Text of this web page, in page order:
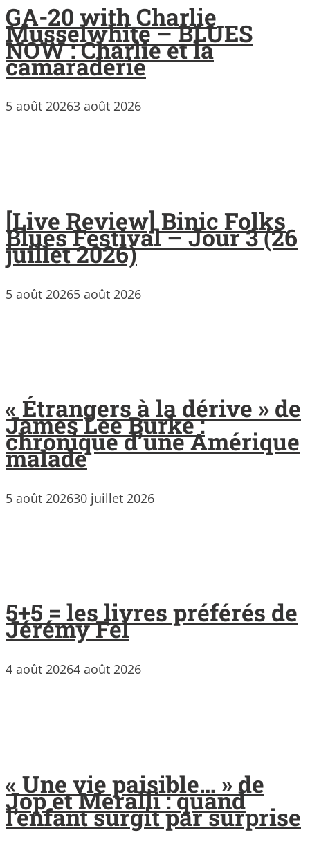
GA-20 with Charlie
Musselwhite – BLUES
NOW : Charlie et la
camaraderie
5 août 20263 août 2026
[Live Review] Binic Folks
Blues Festival – Jour 3 (26
juillet 2026)
5 août 20265 août 2026
« Étrangers à la dérive » de
James Lee Burke :
chronique d’une Amérique
malade
5 août 202630 juillet 2026
5+5 = les livres préférés de
Jérémy Fel
4 août 20264 août 2026
« Une vie paisible… » de
Jop et Meralli : quand
l’enfant surgit par surprise